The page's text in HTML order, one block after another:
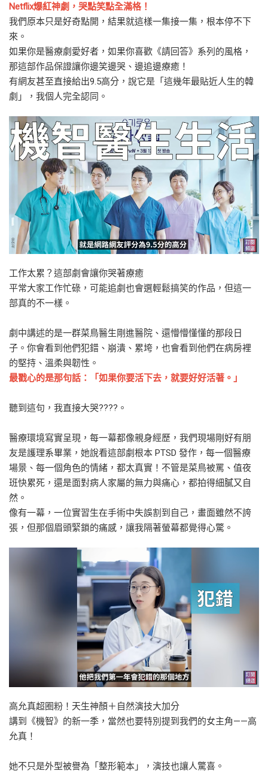
Netflix爆紅神劇，哭點笑點全滿格！
我們原本只是好奇點開，結果就這樣一集接一集，根本停不下
來。
如果你是醫療劇愛好者，如果你喜歡《請回答》系列的風格，
那這部作品保證讓你邊笑邊哭、邊追邊療癒！
有網友甚至直接給出9.5高分，說它是「這幾年最貼近人生的韓
劇」，我個人完全認同。
工作太累？這部劇會讓你哭著療癒
平常大家工作忙碌，可能追劇也會選輕鬆搞笑的作品，但這一
部真的不一樣。
劇中講述的是一群菜鳥醫生剛進醫院、還懵懵懂懂的那段日
子。你會看到他們犯錯、崩潰、累垮，也會看到他們在病房裡
的堅持、溫柔與韌性。
最戳心的是那句話：「如果你要活下去，就要好好活著。」
聽到這句，我直接大哭????。
醫療環境寫實呈現，每一幕都像親身經歷，我們現場剛好有朋
友是護理系畢業，她說看這部劇根本 PTSD 發作，每一個醫療
場景、每一個角色的情緒，都太真實！不管是菜鳥被罵、值夜
班快累死，還是面對病人家屬的無力與痛心，都拍得細膩又自
然。
像有一幕，一位實習生在手術中失誤割到自己，畫面雖然不誇
張，但那個眉頭緊鎖的痛感，讓我隔著螢幕都覺得心驚。
高允真超圈粉！天生神顏＋自然演技大加分
講到《機智》的新一季，當然也要特別提到我們的女主角——高
允真！
她不只是外型被譽為「整形範本」，演技也讓人驚喜。